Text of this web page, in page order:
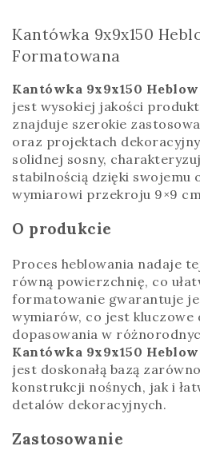
Kantówka 9x9x150
Formatowana
Kantówka 9x9x150
jest wysokiej jakości
znajduje szerokie
oraz projektach
solidnej sosny,
stabilnością dzięki swojemu
wymiarowi przekroju 9×9 cm
O produkcie
Proces heblowania nadaje
równą powierzchnię, co
formatowanie gwarantuje
wymiarów, co jest
dopasowania w
Kantówka 9x9x150
jest doskonałą bazą
konstrukcji nośnych, jak i
detalów dekoracyjnych.
Zastosowanie